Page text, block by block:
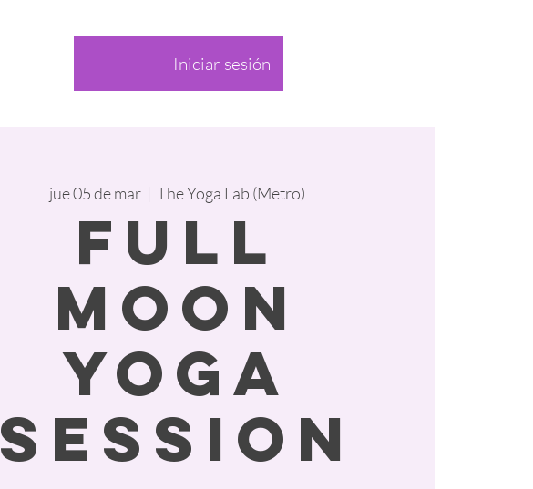
Iniciar sesión
jue 05 de mar
  |
The Yoga Lab (Metro)
Full
Moon
Yoga
Session